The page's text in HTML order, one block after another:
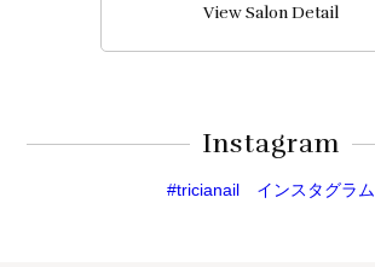
View Salon Detail
Instagram
#tricianail インスタグラム